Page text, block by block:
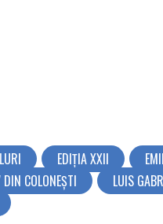
EDIȚIA XXII
COLONEȘTI
LUIS